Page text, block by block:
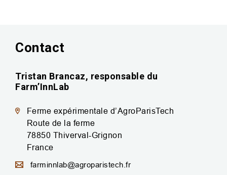
Contact
Tristan Brancaz, responsable du
Farm’InnLab
Ferme expérimentale d’AgroParisTech
Route de la ferme
78850 Thiverval-Grignon
France
farminnlab@agroparistech.fr